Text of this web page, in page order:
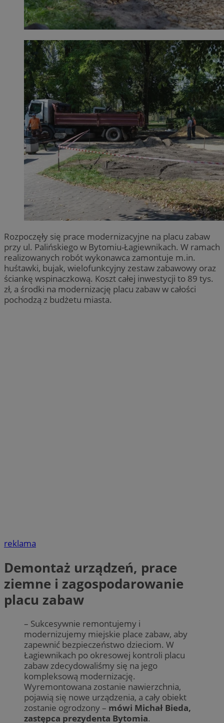
Rozpoczęły się prace modernizacyjne na placu zabaw
przy ul. Palińskiego w Bytomiu-Łagiewnikach. W ramach
realizowanych robót wykonawca zamontuje m.in.
huśtawki, bujak, wielofunkcyjny zestaw zabawowy oraz
ściankę wspinaczkową. Koszt całej inwestycji to 89 tys.
zł, a środki na modernizację placu zabaw w całości
pochodzą z budżetu miasta.
reklama
Demontaż urządzeń, prace
ziemne i zagospodarowanie
placu zabaw
– Sukcesywnie remontujemy i
modernizujemy miejskie place zabaw, aby
zapewnić bezpieczeństwo dzieciom. W
Łagiewnikach po okresowej kontroli placu
zabaw zdecydowaliśmy się na jego
kompleksową modernizację.
Wyremontowana zostanie nawierzchnia,
pojawią się nowe urządzenia, a cały obiekt
zostanie ogrodzony – mówi Michał Bieda,
zastępca prezydenta Bytomia.